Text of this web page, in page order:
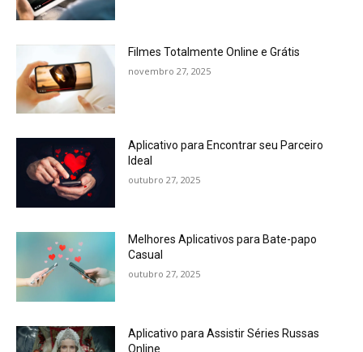
Filmes Totalmente Online e Grátis
novembro 27, 2025
Aplicativo para Encontrar seu Parceiro
Ideal
outubro 27, 2025
Melhores Aplicativos para Bate-papo
Casual
outubro 27, 2025
Aplicativo para Assistir Séries Russas
Online